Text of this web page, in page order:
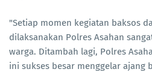
"Setiap momen kegiatan baksos
dilaksanakan Polres Asahan
warga. Ditambah lagi, Polres
ini sukses besar menggelar ajang